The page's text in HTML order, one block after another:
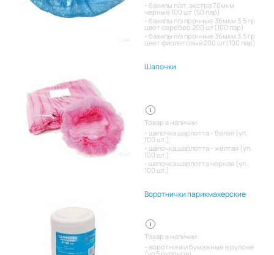
бахилы п/эт. экстра 70мкм
черные 100 шт (50 пар)
бахилы п/э прочные 36мкм 3,5 гр
цвет серебро 200 шт(100 пар)
бахилы п/э прочные 36мкм 3,5 гр
цвет фиолетовый 200 шт(100 пар)
Шапочки
Товар в наличии:
шапочка шарлотта - белая (уп.
100 шт.)
шапочка шарлотта - желтая (уп.
100 шт.)
шапочка шарлотта черная (уп.
100 шт.)
Воротнички парикмахерские
Товар в наличии:
воротнички бумажные в рулоне